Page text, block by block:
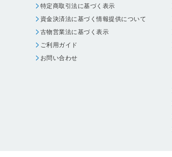
特定商取引法に基づく表示
資金決済法に基づく情報提供について
古物営業法に基づく表示
ご利用ガイド
お問い合わせ